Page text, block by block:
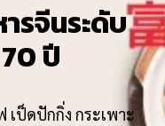
รจีนระดับ
ปี
ป็ดปักกิ่ง กระเพาะ